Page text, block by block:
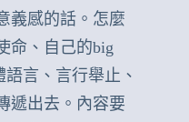
義感的話。怎麼
命、自己的big
言、言行舉止、
遞出去。內容要